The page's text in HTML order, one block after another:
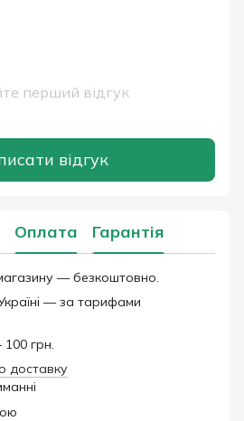
перший відгук
відгук
Оплата Гарантія
— безкоштовно.
— за тарифами
грн.
доставку